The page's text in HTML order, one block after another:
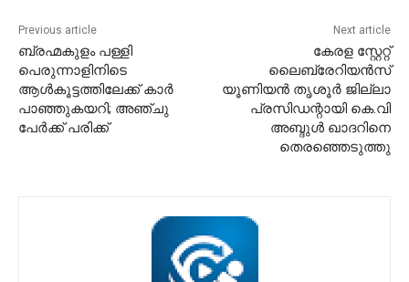
Previous article
ബ്രഹ്മകുളം പള്ളി
പെരുന്നാളിനിടെ
ആൾകൂട്ടത്തിലേക്ക് കാർ
പാഞ്ഞുകയറി; അഞ്ചു
പേർക്ക് പരിക്ക്
Next article
കേരള സ്റ്റേറ്റ്
ലെെബ്രേറിയന്‍സ്
യൂണിയന്‍ തൃശൂര്‍ ജില്ലാ
പ്രസിഡന്റായി കെ.വി
അബ്ദുള്‍ ഖാദറിനെ
തെരഞ്ഞെടുത്തു